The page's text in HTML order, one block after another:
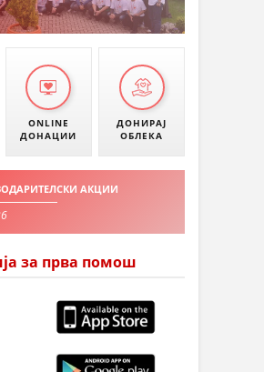
ONLINE
ДОНАЦИИ
ДОНИРАЈ
ОБЛЕКА
АКЦИИ
за прва помош